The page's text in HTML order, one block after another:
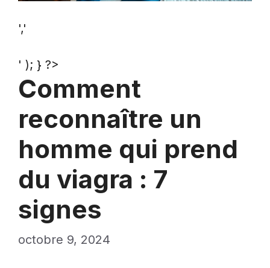
','
' ); } ?>
Comment
reconnaître un
homme qui prend
du viagra : 7
signes
octobre 9, 2024